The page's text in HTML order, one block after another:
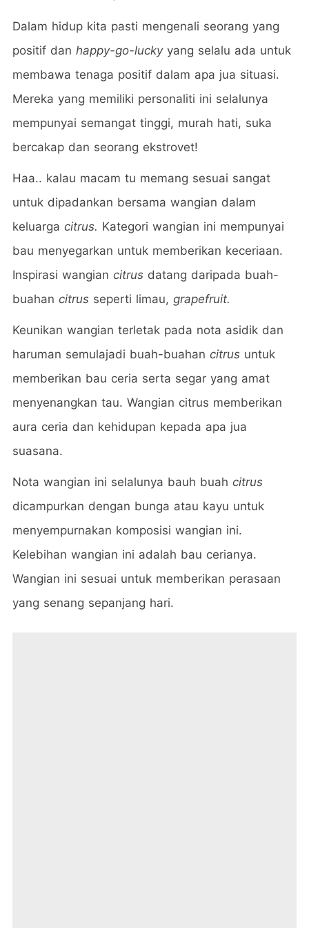
Dalam hidup kita pasti mengenali seorang yang
positif dan happy-go-luckyyang selalu ada untuk
membawa tenaga positif dalam apa jua situasi.
Mereka yang memiliki personaliti ini selalunya
mempunyai semangat tinggi, murah hati, suka
bercakap dan seorang ekstrovet!
Haa.. kalau macam tu memang sesuai sangat
untuk dipadankan bersama wangian dalam
keluarga citrus. Kategori wangian ini mempunyai
bau menyegarkan untuk memberikan keceriaan.
Inspirasi wangian citrus datang daripada buah-
buahan citrus seperti limau, grapefruit.
Keunikan wangian terletak pada nota asidik dan
haruman semulajadi buah-buahan citrus untuk
memberikan bau ceria serta segar yang amat
menyenangkan tau. Wangian citrus memberikan
aura ceria dan kehidupan kepada apa jua
suasana.
Nota wangian ini selalunya bauh buah citrus
dicampurkan dengan bunga atau kayu untuk
menyempurnakan komposisi wangian ini.
Kelebihan wangian ini adalah bau cerianya.
Wangian ini sesuai untuk memberikan perasaan
yang senang sepanjang hari.